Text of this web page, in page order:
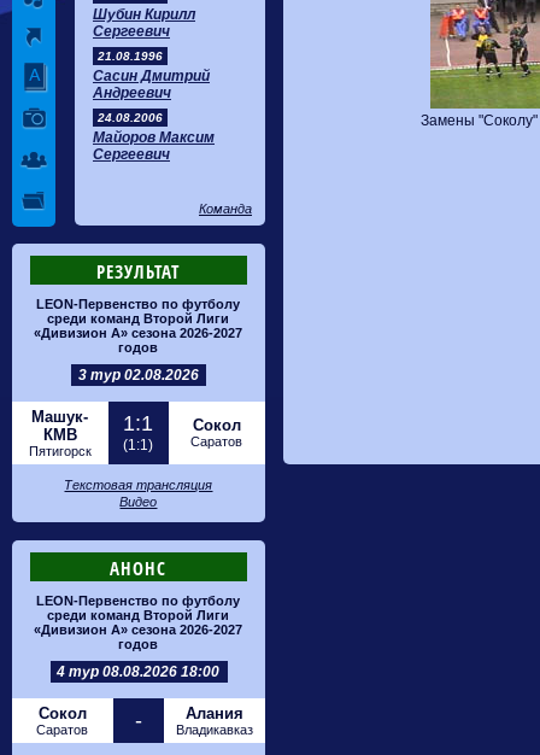
Шубин Кирилл
Сергеевич
21.08.1996
Сасин Дмитрий
Андреевич
24.08.2006
Майоров Максим
Сергеевич
Команда
РЕЗУЛЬТАТ
LEON-Первенство по футболу
среди команд Второй Лиги
«Дивизион А» сезона 2026-2027
годов
3 тур 02.08.2026
Машук-
КМВ
Пятигорск
1:1
(1:1)
Сокол
Саратов
Текстовая трансляция
Видео
АНОНС
LEON-Первенство по футболу
среди команд Второй Лиги
«Дивизион А» сезона 2026-2027
годов
4 тур 08.08.2026 18:00
Сокол
Саратов - Алания
Владикавказ
Замены